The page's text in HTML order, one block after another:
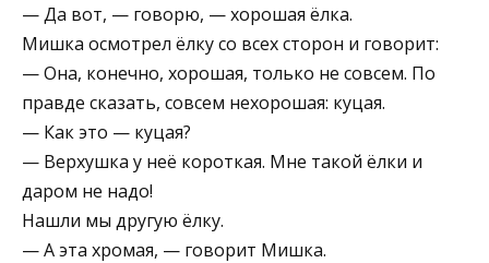
— Да вот, — говорю, — хорошая ёлка.
Мишка осмотрел ёлку со всех сторон и говорит:
— Она, конечно, хорошая, только не совсем. По
правде сказать, совсем нехорошая: куцая.
— Как это — куцая?
— Верхушка у неё короткая. Мне такой ёлки и
даром не надо!
Нашли мы другую ёлку.
— А эта хромая, — говорит Мишка.